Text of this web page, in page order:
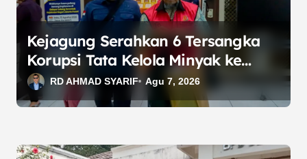
o
s Kejagung Serahkan 6 Tersangka
Korupsi Tata Kelola Minyak ke
Penuntut Umum
RD AHMAD SYARIF Agu 7, 2026